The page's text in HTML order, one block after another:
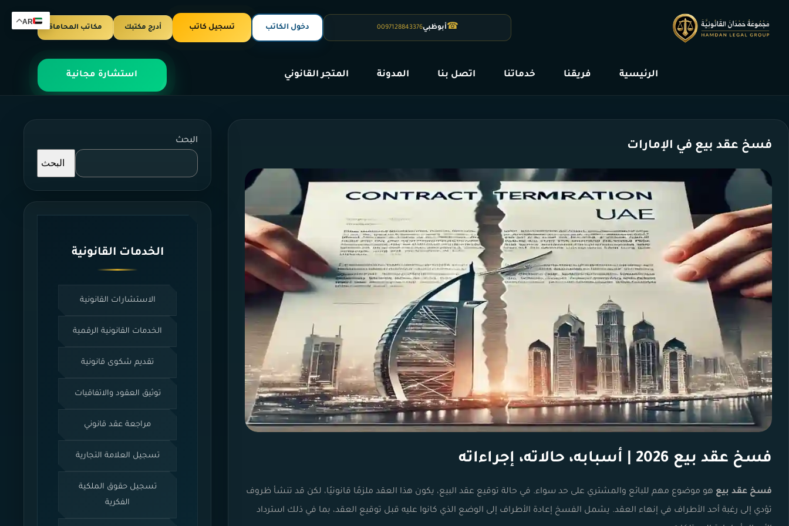
☎أبوظبي0097128843376 دخول الكاتب تسجيل كاتب أدرج مكتبك مكاتب المحاماة
الرئيسية فريقنا خدماتنا اتصل بنا المدونة المتجر القانوني استشارة مجانية
فسخ عقد بيع في الإمارات
فسخ عقد بيع 2026 | أسبابه، حالاته، إجراءاته
فسخ عقد بيع هو موضوع مهم للبائع والمشتري على حد سواء. في حالة توقيع عقد البيع، يكون هذا العقد ملزمًا قانونيًا، لكن قد تنشأ ظروف
تؤدي إلى رغبة أحد الأطراف في إنهاء العقد. يشمل الفسخ إعادة الأطراف إلى الوضع الذي كانوا عليه قبل توقيع العقد، بما في ذلك استرداد
البحث
البحث
الخدمات القانونية
الاستشارات القانونية
الخدمات القانونية الرقمية
تقديم شكوى قانونية
توثيق العقود والاتفاقيات
مراجعة عقد قانوني
تسجيل العلامة التجارية
تسجيل حقوق الملكية
الفكرية
AR